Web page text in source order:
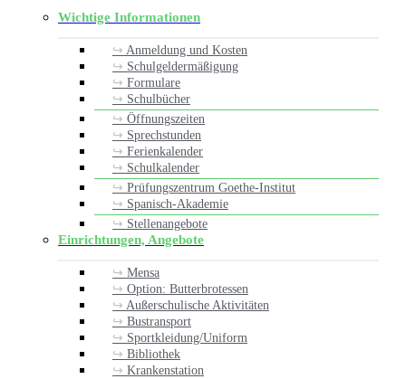
Wichtige Informationen
Anmeldung und Kosten
Schulgeldermäßigung
Formulare
Schulbücher
Öffnungszeiten
Sprechstunden
Ferienkalender
Schulkalender
Prüfungszentrum Goethe-Institut
Spanisch-Akademie
Stellenangebote
Einrichtungen, Angebote
Mensa
Option: Butterbrotessen
Außerschulische Aktivitäten
Bustransport
Sportkleidung/Uniform
Bibliothek
Krankenstation